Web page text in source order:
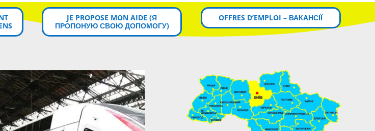
JE PROPOSE MON AIDE (Я
ПРОПОНУЮ СВОЮ ДОПОМОГУ)
OFFRES D’EMPLOI – ВАКАНСІЇ